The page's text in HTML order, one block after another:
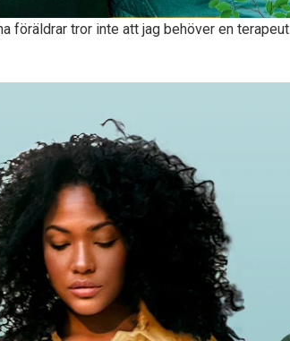
föräldrar tror inte att jag behöver en terapeut